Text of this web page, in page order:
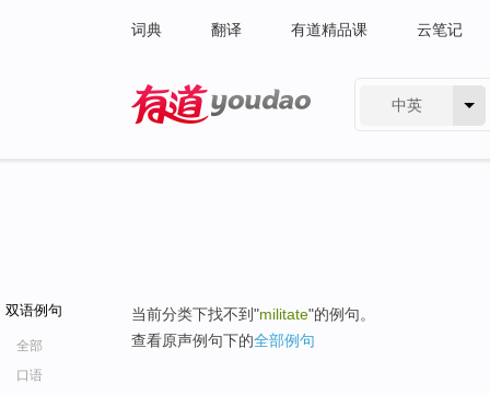
词典 翻译 有道精品课 云笔记
中英
双语例句
全部
口语
当前分类下找不到"militate"的例句。
查看原声例句下的全部例句